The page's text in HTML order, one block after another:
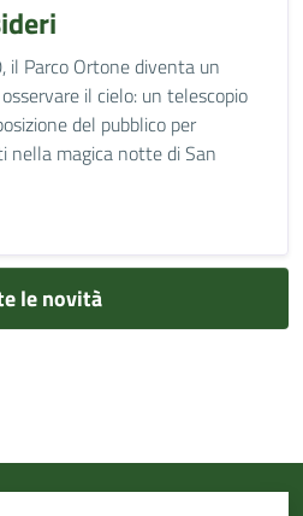
il Parco Ortone diventa un
il cielo: un telescopio
del pubblico per
nella magica notte di San
le novità